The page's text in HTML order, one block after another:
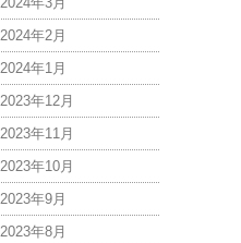
2024年2月
2024年1月
2023年12月
2023年11月
2023年10月
2023年9月
2023年8月